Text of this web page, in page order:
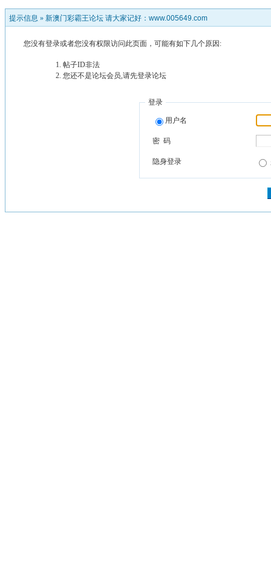
提示信息 » 新澳门彩霸王论坛 请大家记好：www.005649.com
您没有登录或者您没有权限访问此页面，可能有如下几个原因:
帖子ID非法
您还不是论坛会员,请先登录论坛
登录
用户名
密 码
隐身登录